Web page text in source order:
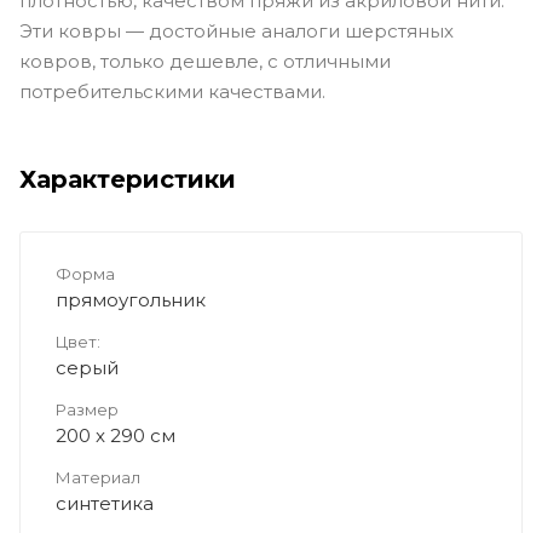
Эти ковры — достойные аналоги шерстяных
ковров, только дешевле, с отличными
потребительскими качествами.
Характеристики
Форма
прямоугольник
Цвет:
серый
Размер
200 x 290 см
Материал
синтетика